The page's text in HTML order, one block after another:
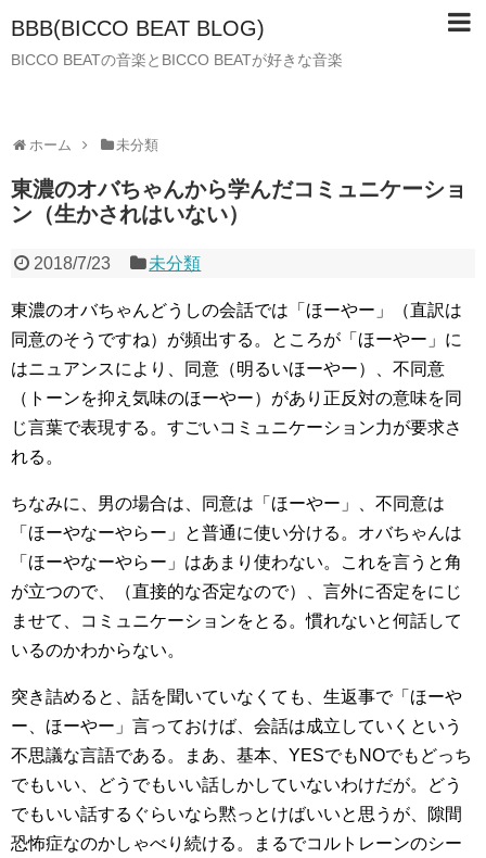
BBB(BICCO BEAT BLOG)
BICCO BEATの音楽とBICCO BEATが好きな音楽
ホーム 未分類
東濃のオバちゃんから学んだコミュニケーショ
ン（生かされはいない）
2018/7/23 未分類
東濃のオバちゃんどうしの会話では「ほーやー」（直訳は
同意のそうですね）が頻出する。ところが「ほーやー」に
はニュアンスにより、同意（明るいほーやー）、不同意
（トーンを抑え気味のほーやー）があり正反対の意味を同
じ言葉で表現する。すごいコミュニケーション力が要求さ
れる。
ちなみに、男の場合は、同意は「ほーやー」、不同意は
「ほーやなーやらー」と普通に使い分ける。オバちゃんは
「ほーやなーやらー」はあまり使わない。これを言うと角
が立つので、（直接的な否定なので）、言外に否定をにじ
ませて、コミュニケーションをとる。慣れないと何話して
いるのかわからない。
突き詰めると、話を聞いていなくても、生返事で「ほーや
ー、ほーやー」言っておけば、会話は成立していくという
不思議な言語である。まあ、基本、YESでもNOでもどっち
でもいい、どうでもいい話しかしていないわけだが。どう
でもいい話するぐらいなら黙っとけばいいと思うが、隙間
恐怖症なのかしゃべり続ける。まるでコルトレーンのシー